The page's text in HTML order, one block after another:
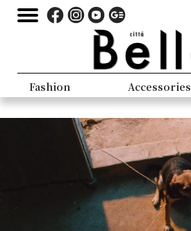
Fashion Accessories